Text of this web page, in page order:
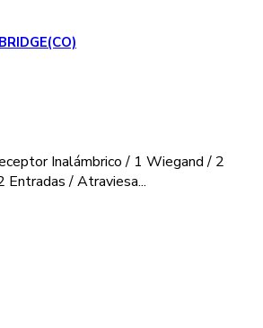
Inalámbrico / 1 Wiegand / 2
Entradas / Atraviesa...